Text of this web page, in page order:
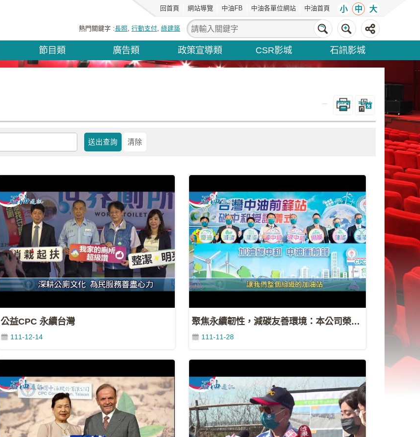
回首頁 網站導覽 中油FB 中油各單位網站 中油首頁 小 中 大
熱門關鍵字 長照 行動支付 綠建築
節目類 廣告類 政策宣導類 CSR影城 石訊影城
列印內容 Bopomofo
公益CPC 永續台灣
111-12-14
聚焦永續韌性，減碳友善環境：本公司榮獲國家品牌玉山獎七項大獎
111-11-28